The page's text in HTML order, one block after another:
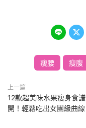
 
瘦腰 瘦腹
上一篇
12款超美味水果瘦身食
開！輕鬆吃出女團級曲線